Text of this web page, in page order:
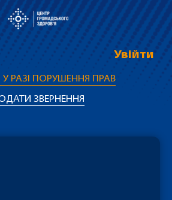
Увійти
У РАЗІ ПОРУШЕННЯ ПРАВ
ЗВЕРНЕННЯ